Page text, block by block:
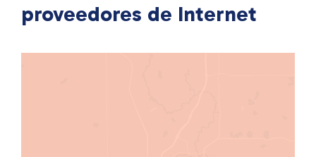
proveedores de Internet